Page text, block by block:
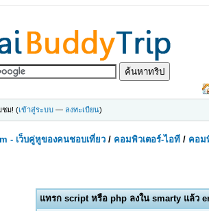
ชม! (เข้าสู่ระบบ — ลงทะเบียน)
- เว็บคู่หูของคนชอบเที่ยว / คอมพิวเตอร์-ไอที / คอม
แทรก script หรือ php ลงใน smarty แล้ว